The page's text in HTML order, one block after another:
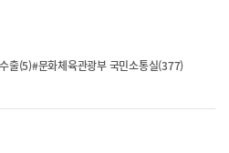
출(5)#문화체육관광부 국민소통실(377)